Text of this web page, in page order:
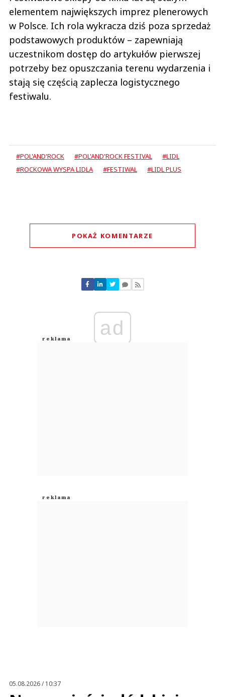
elementem największych imprez plenerowych
w Polsce. Ich rola wykracza dziś poza sprzedaż
podstawowych produktów – zapewniają
uczestnikom dostęp do artykułów pierwszej
potrzeby bez opuszczania terenu wydarzenia i
stają się częścią zaplecza logistycznego
festiwalu.
#POL'AND'ROCK #POL'AND'ROCK FESTIVAL
#LIDL
#ROCKOWA WYSPA LIDLA
#FESTIWAL #LIDL PLUS
POKAŻ KOMENTARZE
Nie znaleziono komentarzy
Zostaw swoje komentarze
Anuluj
ad
05.08.2026 / 10:37